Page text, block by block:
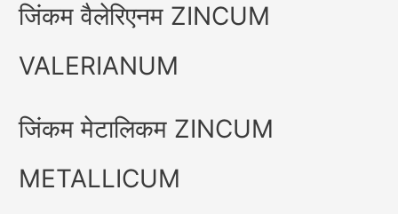
जिंकम वैलेरिएनम ZINCUM
VALERIANUM
जिंकम मेटालिकम ZINCUM
METALLICUM